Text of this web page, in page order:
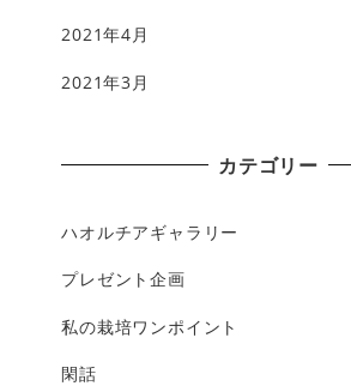
2021年4月
2021年3月
カテゴリー
ハオルチアギャラリー
プレゼント企画
私の栽培ワンポイント
閑話